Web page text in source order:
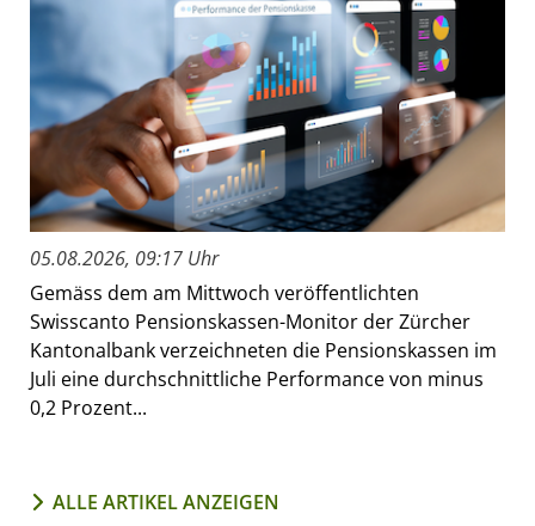
05.08.2026, 09:17 Uhr
Gemäss dem am Mittwoch veröffentlichten
Swisscanto Pensionskassen-Monitor der Zürcher
Kantonalbank verzeichneten die Pensionskassen im
Juli eine durchschnittliche Performance von minus
0,2 Prozent...
ALLE ARTIKEL ANZEIGEN